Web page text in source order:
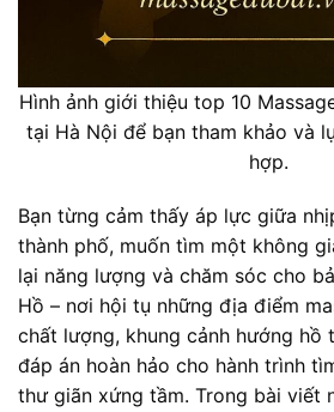
Hình ảnh giới thiệu top 10
tại Hà Nội để bạn tham khảo và
hợp.
Bạn từng cảm thấy áp lực giữa
thành phố, muốn tìm một không
lại năng lượng và chăm sóc cho
Hồ – nơi hội tụ những địa điểm
chất lượng, khung cảnh hướng hồ
đáp án hoàn hảo cho hành trình
thư giãn xứng tầm. Trong bài viết